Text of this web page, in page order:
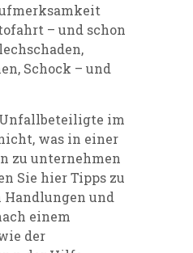
– und schon
Schock – und
im
was in einer
zu unternehmen
Sie hier Tipps zu
und
einem
der